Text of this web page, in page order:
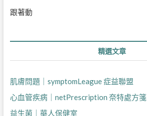
跟著動
精選文章
肌膚問題｜symptomLeague 症益聯盟
心血管疾病｜netPrescription 奈特處方箋
益生菌｜華人保健室